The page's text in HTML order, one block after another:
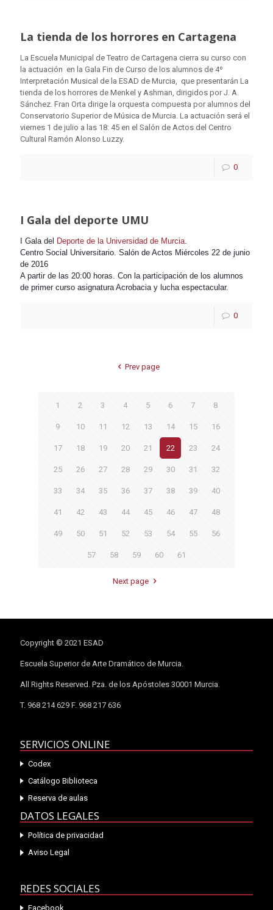
La tienda de los horrores en Cartagena
La Escuela Municipal de Teatro de Cartagena cierra su curso con
la actuación en la Gala Fin de Curso de los alumnos de 4º
Interpretación Musical de la ESAD de Murcia, que presentarán La
tienda de los horrores de Menkel y Ashman, dirigidos por J. A.
Sánchez. Fran Orta dirige la orquesta compuesta por alumnos del
Conservatorio Superior de Música de Murcia. La actuación será el
viernes 1 de julio a las 18: 45 en el Salón de Actos del Centro
Cultural Ramón Alonso Luzzy.
0
I Gala del deporte UMU
I Gala del Deporte de la Universidad de Murcia.
Centro Social Universitario. Salón de Actos Miércoles 22 de junio
de 2016
A partir de las 20:00 horas. Con la participación de los alumnos
de primer curso asignatura Acrobacia y lucha espectacular.
0
Prev page
1 2 3 4 5 6 7 8
9 10 11 12 13 14 15 16
17 18 19 20 21 22 23 24
25 26 27 28 29 30 31 32
33 34 35 36 37 38 39 40
41 42 43 44 45 46 47 48
49 50 51 52 53 54 55 56
57 58 59 60 61
Next page
Copyright © 2021 ESAD
Escuela Superior de Arte Dramático de Murcia.
All Rights Reserved. Pza. de los Apóstoles 30001 Murcia.
T. 968 214 629 F. 968 217 636
SERVICIOS ONLINE
Codex
Catálogo Biblioteca
Reserva de aulas
DATOS LEGALES
Política de privacidad
Aviso Legal
REDES SOCIALES
Facebook